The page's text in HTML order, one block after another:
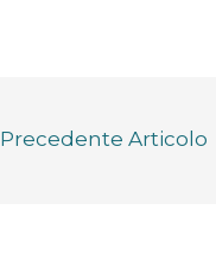
Precedente Articolo